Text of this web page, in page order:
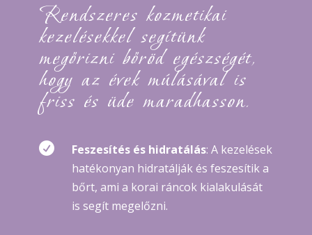
Rendszeres kozmetikai
kezelésekkel segítünk
megőrizni bőröd egészségét,
hogy az évek múlásával is
friss és üde maradhasson.
 Feszesítés és hidratálás: A kezelések
hatékonyan hidratálják és feszesítik a
bőrt, ami a korai ráncok kialakulását
is segít megelőzni.